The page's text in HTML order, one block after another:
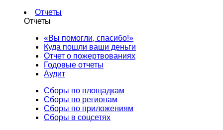
Отчеты
Отчеты
«Вы помогли, спасибо!»
Куда пошли ваши деньги
Отчет о пожертвованиях
Годовые отчеты
Аудит
Сборы по площадкам
Сборы по регионам
Сборы по приложениям
Сборы в соцсетях